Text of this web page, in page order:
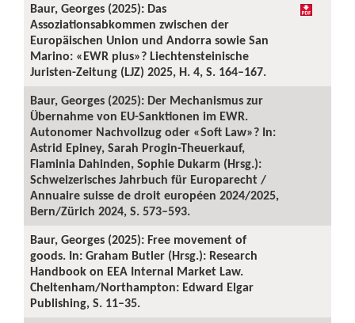
Baur, Georges (2025): Das
Assoziationsabkommen zwischen der
Europäischen Union und Andorra sowie San
Marino: «EWR plus»? Liechtensteinische
Juristen-Zeitung (LJZ) 2025, H. 4, S. 164–167.
Baur, Georges (2025): Der Mechanismus zur
Übernahme von EU-Sanktionen im EWR.
Autonomer Nachvollzug oder «Soft Law»? In:
Astrid Epiney, Sarah Progin-Theuerkauf,
Flaminia Dahinden, Sophie Dukarm (Hrsg.):
Schweizerisches Jahrbuch für Europarecht /
Annuaire suisse de droit européen 2024/2025,
Bern/Zürich 2024, S. 573–593.
Baur, Georges (2025): Free movement of
goods. In: Graham Butler (Hrsg.): Research
Handbook on EEA Internal Market Law.
Cheltenham/Northampton: Edward Elgar
Publishing, S. 11–35.